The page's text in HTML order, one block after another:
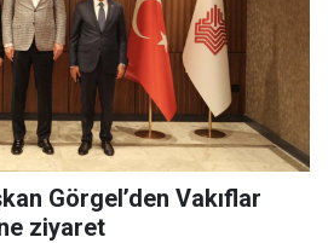
Görgel’den Vakıflar
ziyaret